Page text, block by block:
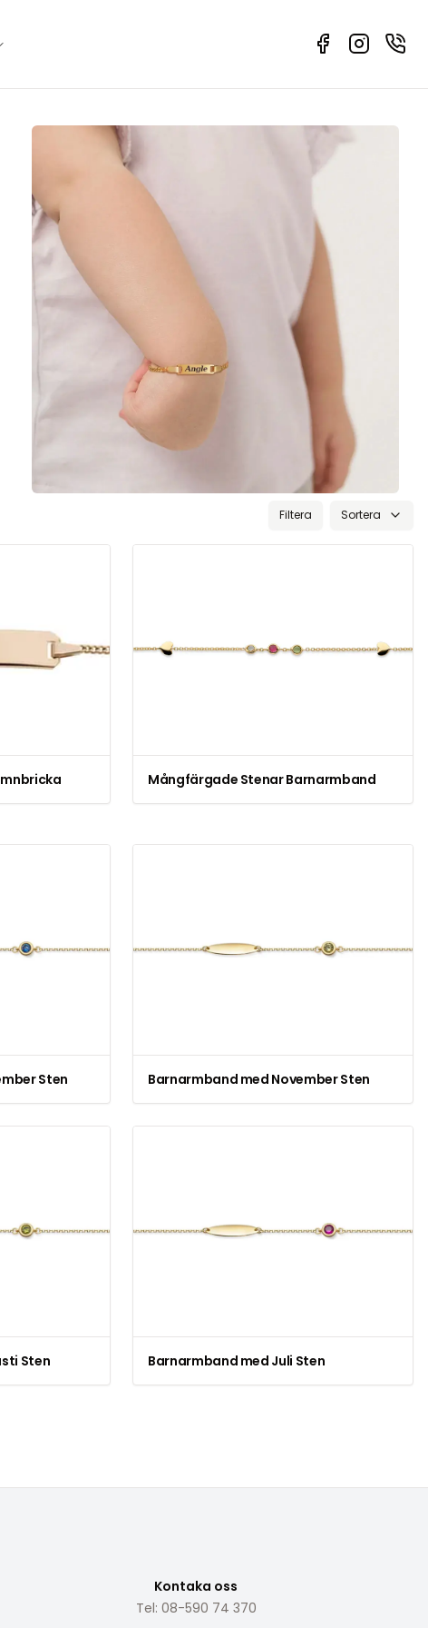
Filtera Sortera
Mångfärgade Stenar Barnarmband
Sten Barnarmband med November Sten
Sten Barnarmband med Juli Sten
Kontaka oss
Tel: 08-590 74 370